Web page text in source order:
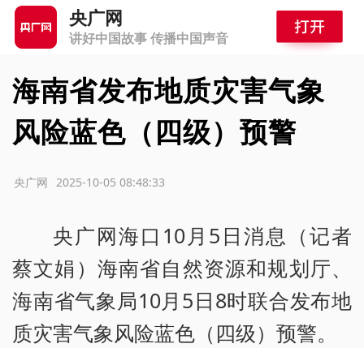
央广网
讲好中国故事 传播中国声音
海南省发布地质灾害气象
风险蓝色（四级）预警
2025-10-05 08:48:33
央广网
央广网海口10月5日消息（记者
蔡文娟）海南省自然资源和规划厅、
海南省气象局10月5日8时联合发布地
质灾害气象风险蓝色（四级）预警。